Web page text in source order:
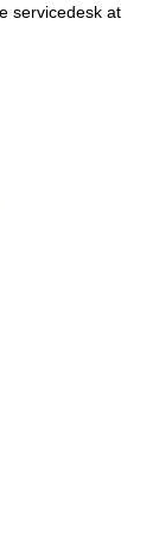
servicedesk at